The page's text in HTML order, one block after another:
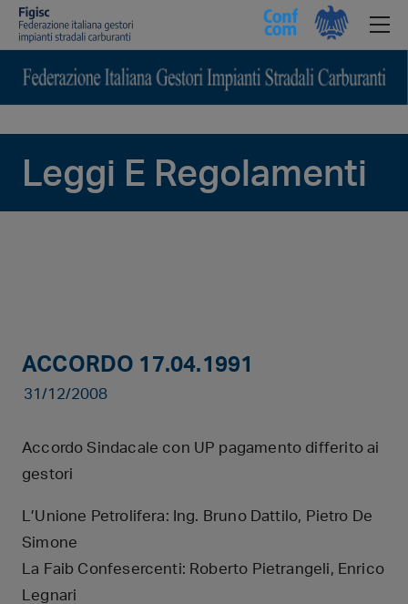
ACCORDO 17.04.1991
Leggi E Regolamenti
31/12/2008
Accordo Sindacale con UP pagamento differito ai
gestori
L’Unione Petrolifera: Ing. Bruno Dattilo, Pietro De
Simone
La Faib Confesercenti: Roberto Pietrangeli, Enrico
Legnari